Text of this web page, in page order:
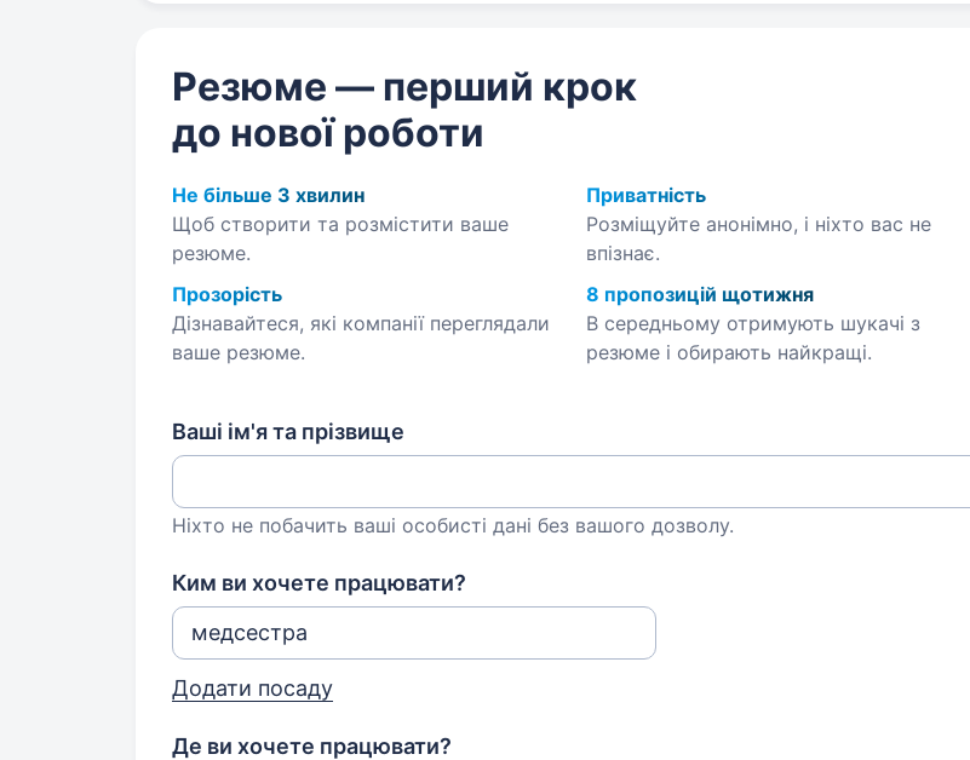
Резюме — перший крок
до нової роботи
Не більше 3 хвилин
Щоб створити та розмістити ваше
резюме.
Приватність
Розміщуйте анонімно, і ніхто вас не
впізнає.
Прозорість
Дізнавайтеся, які компанії переглядали
ваше резюме.
8 пропозицій щотижня
В середньому отримують шукачі з
резюме і обирають найкращі.
Ваші ім'я та прізвище
Ніхто не побачить ваші особисті дані без вашого дозволу.
Ким ви хочете працювати?
Додати посаду
Де ви хочете працювати?